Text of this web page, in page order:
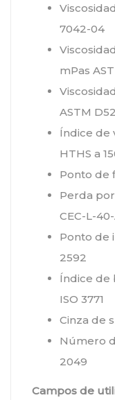
7042-04
mPas
ASTM
Índice de
HTHS a
Ponto de
Perda
CEC-L-
Ponto de
2592
Índice de
ISO 3771
Cinza de
Número
2049
Campos de